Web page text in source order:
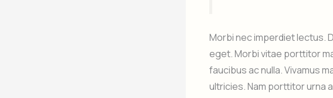
Morbi nec imperdiet lectus.
eget. Morbi vitae porttitor
faucibus ac nulla. Vivamus
ultricies. Nam porttitor urna